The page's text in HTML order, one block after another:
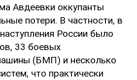
Авдеевки оккупанты
потери. В частности, в
России было
33 боевых
(БМП) и несколько
что практически